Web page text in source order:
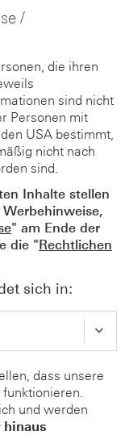
/
die ihren
sind nicht
Personen mit
USA bestimmt,
nicht nach
sind.
Inhalte stellen
" am Ende der
die "Rechtlichen
sich in:
dass unsere
und werden
hinaus